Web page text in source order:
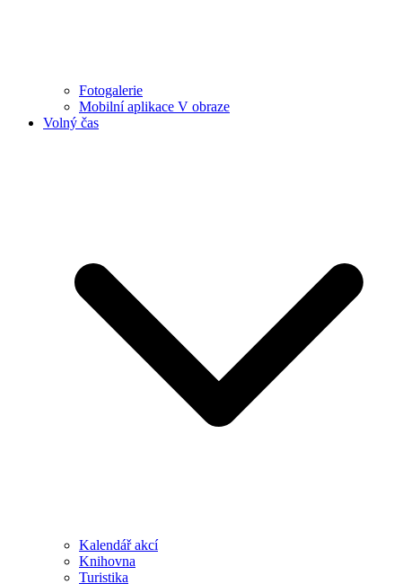
Fotogalerie
Mobilní aplikace V obraze
Volný čas
Kalendář akcí
Knihovna
Turistika